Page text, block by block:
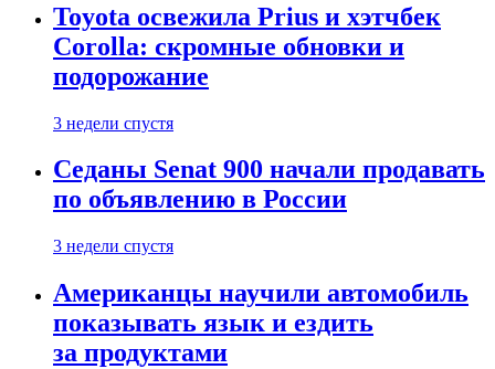
Toyota освежила Prius и хэтчбек
Corolla: скромные обновки и
подорожание
3 недели спустя
Седаны Senat 900 начали продавать
по объявлению в России
3 недели спустя
Американцы научили автомобиль
показывать язык и ездить
за продуктами